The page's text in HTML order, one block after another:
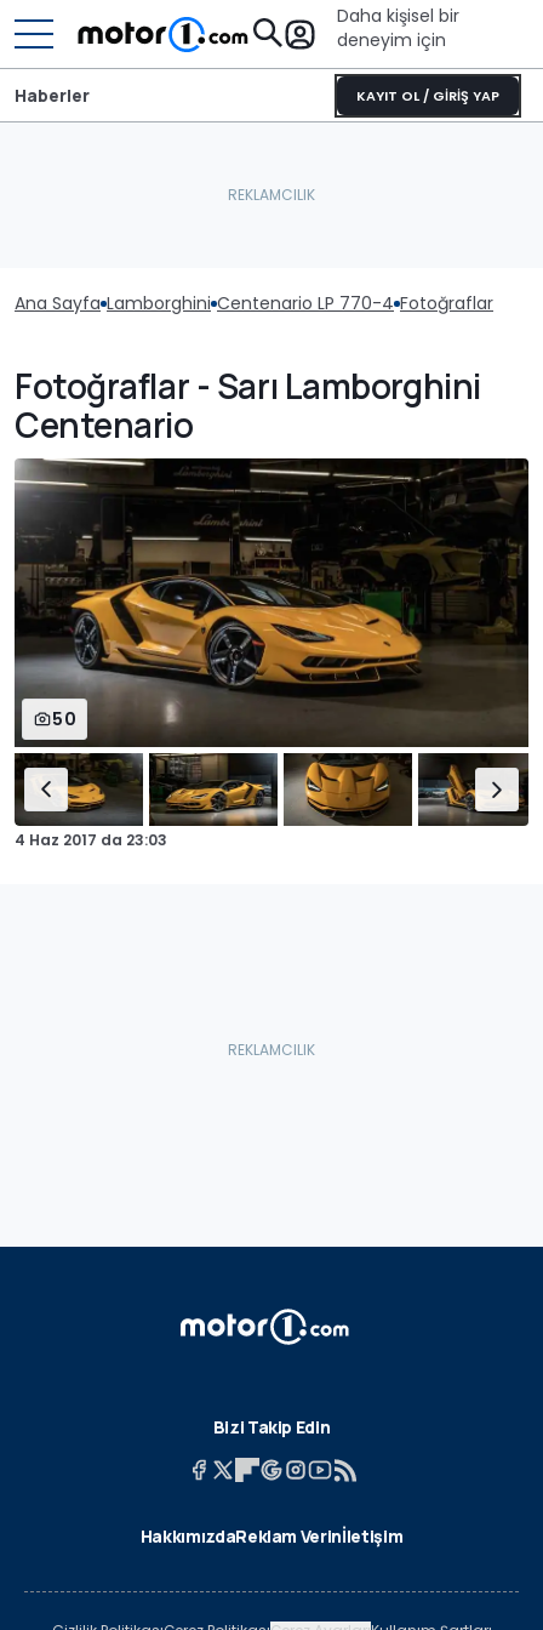
Daha kişisel bir
deneyim için
KAYIT OL / GİRİŞ YAP
Haberler
Ana Sayfa Lamborghini Centenario LP 770-4 Fotoğraflar
Fotoğraflar - Sarı Lamborghini
Centenario
50
4 Haz 2017 da 23:03
Bizi Takip Edin
HakkımızdaReklam Verinİletişim